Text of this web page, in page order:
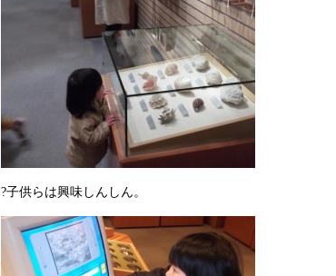
?子供らは興味しんしん。